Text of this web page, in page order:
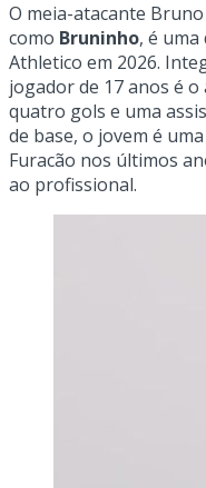
O meia-atacante
como Bruninho, é uma
Athletico em 2026.
jogador de 17 anos é
quatro gols e uma
de base, o jovem é
Furacão nos últimos
ao profissional.